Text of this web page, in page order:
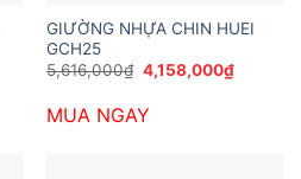
GIƯỜNG NHỰA CHIN HUEI
GCH25
5,616,000₫ Giá
gốc
5,616,000₫.
4,158,000₫Giá
hiện
MUA NGAY